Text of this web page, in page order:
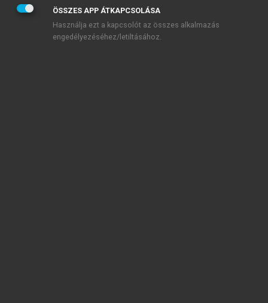
ÖSSZES APP ÁTKAPCSOLÁSA
Használja ezt a kapcsolót az összes alkalmazás
engedélyezéséhez/letiltásához.